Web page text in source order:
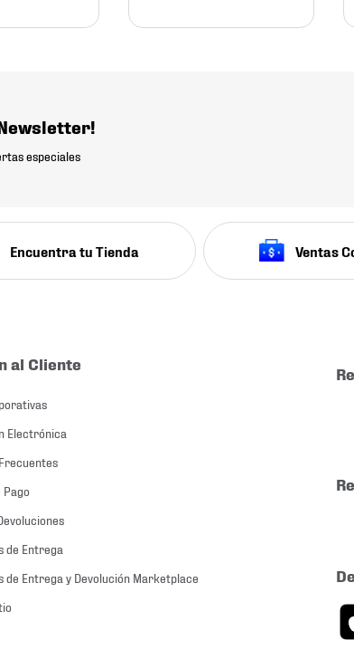
especiales
Encuentra tu Tienda Ventas
al Cliente
Electrónica
Pago
de Entrega
de Entrega y Devolución Marketplace